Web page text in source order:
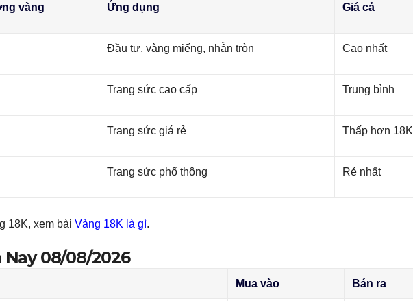
vàng Ứng dụng Giá cả
Đầu tư, vàng miếng, nhẫn tròn Cao nhất
Trang sức cao cấp Trung bình
Trang sức giá rẻ Thấp hơn 18K
Trang sức phổ thông Rẻ nhất
18K, xem bài Vàng 18K là gì.
Nay 08/08/2026
Mua vào Bán ra